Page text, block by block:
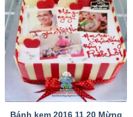
Bánh kem 2016 11 20 Mừng